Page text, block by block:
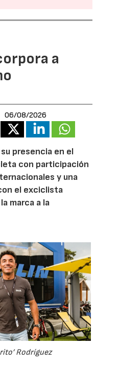
a
06/08/2026
presencia en el
con participación
y una
el exciclista
marca a la
Rodríguez